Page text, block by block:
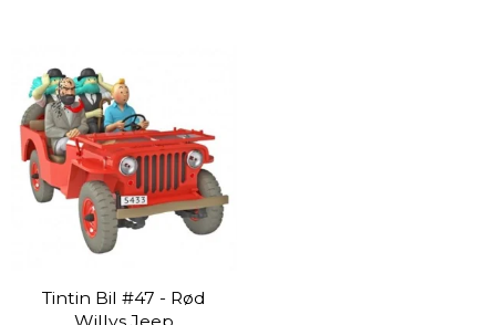
Tintin Bil #47 - Rød